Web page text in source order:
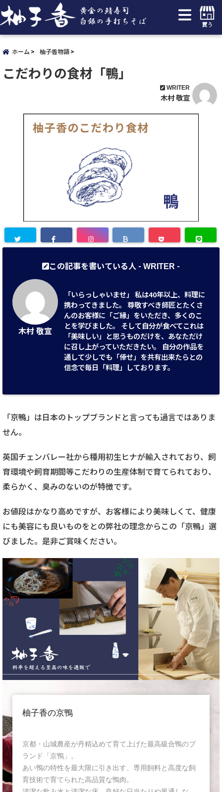
買う
ホーム 柚子香物語
こだわりの食材「鴨」
WRITER
木村 敬宣
この記事を書いている人 - WRITER -
木村 敬宣
「いらっしゃいませ」 私は40年以上、料理に
携わってきました。 尊敬すべき師匠とたくさ
んのお客様に「ご縁」をいただき、多くのこ
とを学びました。 そして自分が食べてこれは
「美味しい」と思うものだけを、あなただけ
に召し上がっていただきたい。 自分の作品を
通して少しでも「倖せ」を共有出来たらとの
信念で毎日「料理」しております。
「京鴨」は日本のトップブランドと言っても過言ではありま
せん。
英国チェンバレー社から種用初生ヒナが輸入されており、飼
育環境や飼育期間等こだわりの生産体制で育てられており、
柔らかく、臭みのないのが特徴です。
お値段はかなり高めですが、お客様により美味しくて、健康
にも美容にも良いものをとの弊社の理念からこの「京鴨」選
びました。是非ご賞味ください。
柚子香の京鴨
京都・山城農産が丹精込めて育て上げた最高級合鴨のブ
ランド「京鴨」。
あい鴨の特性を最大限に引き出す、専用飼料と高度な飼
育技術で育てられた高品質な鴨肉。